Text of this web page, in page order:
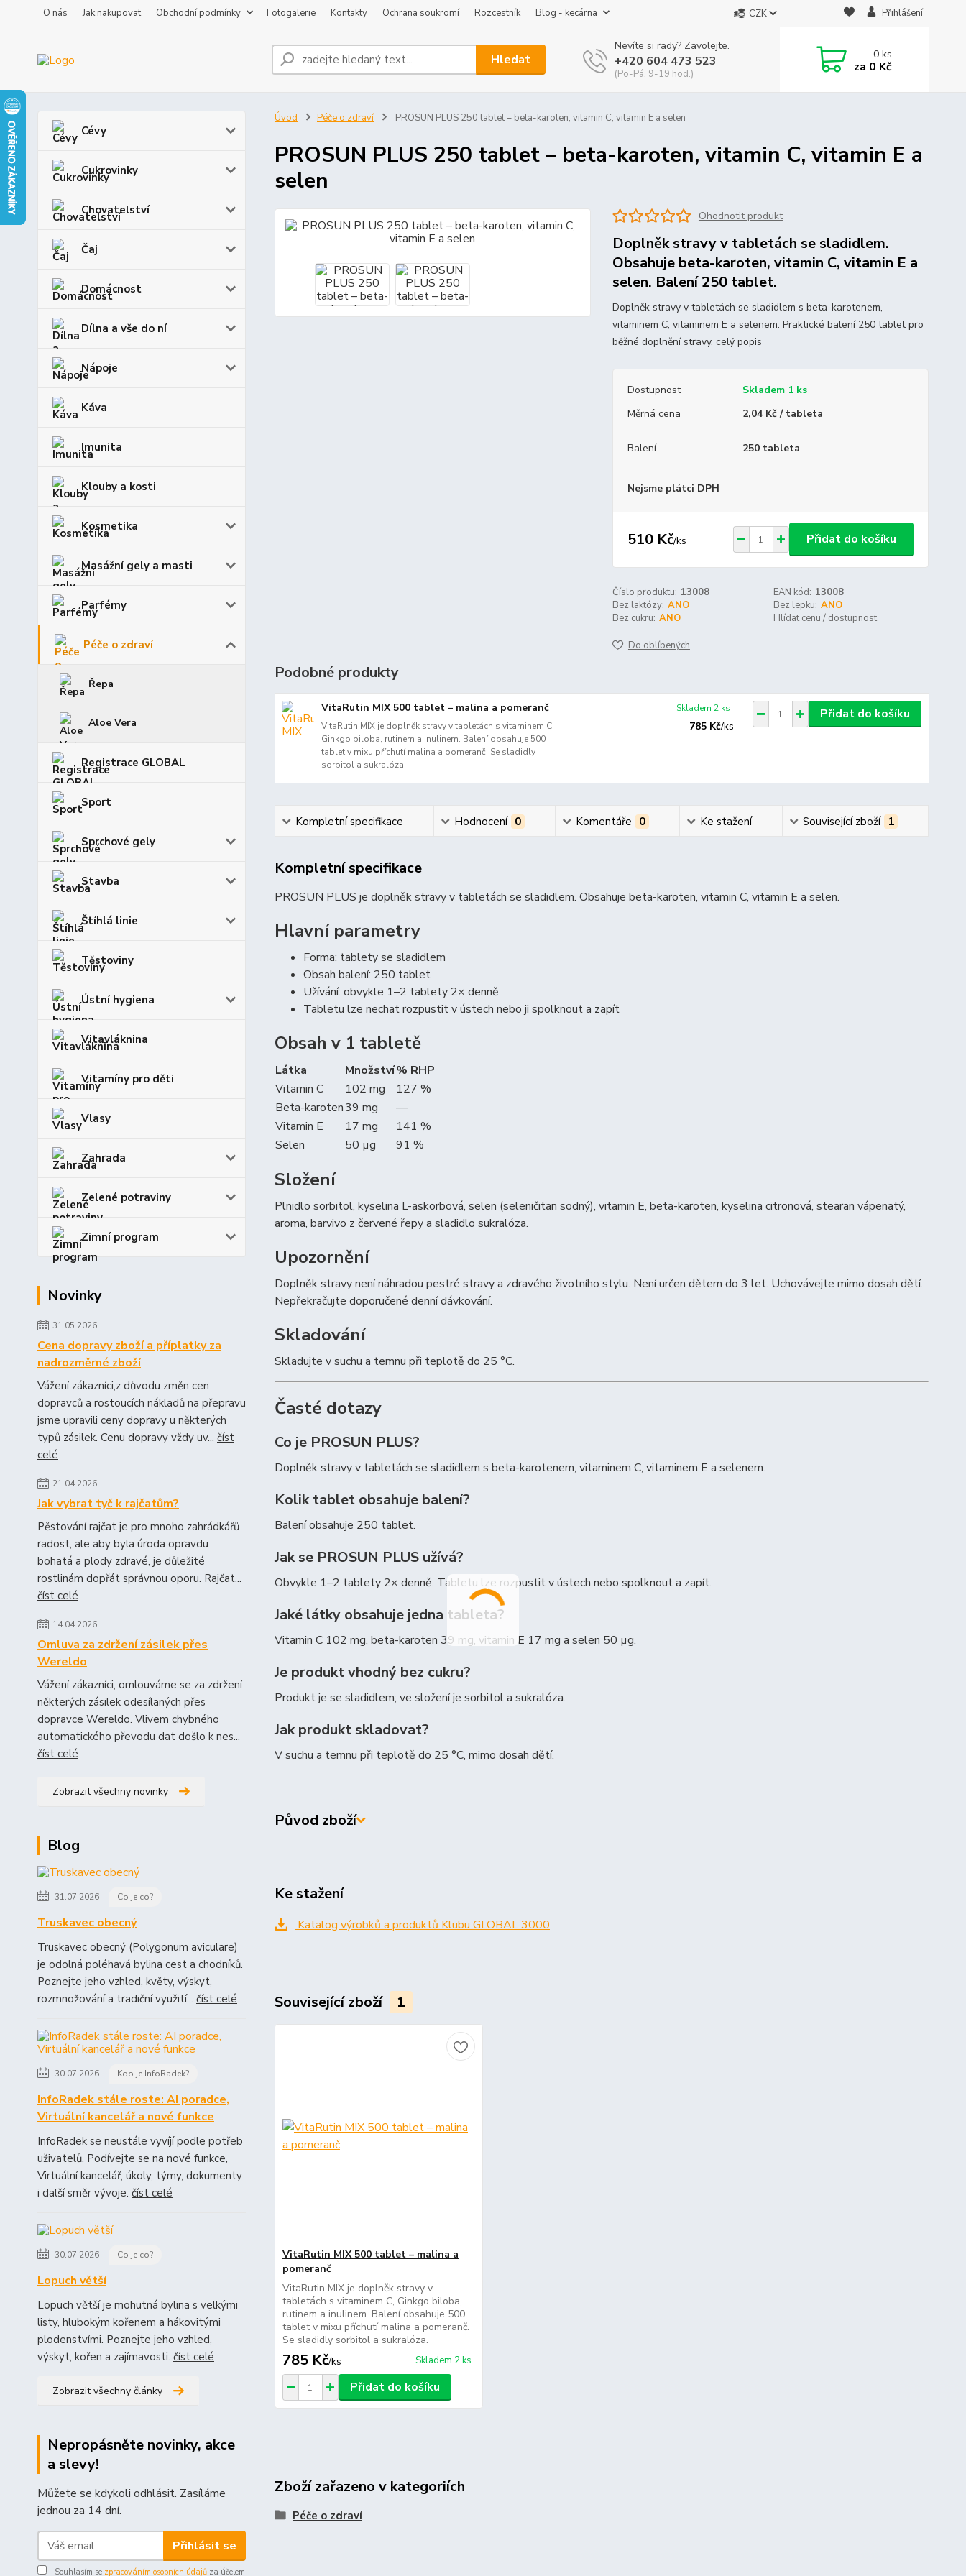
O nás Jak nakupovat Obchodní podmínky Fotogalerie Kontakty Ochrana soukromí Rozcestník Blog - kecárna CZK Přihlášení
Hledat
Nevíte si rady? Zavolejte.
+420 604 473 523
(Po-Pá, 9-19 hod.)
0ks
za 0 Kč
Cévy
Cukrovinky
Chovatelství
Čaj
Domácnost
Dílna a vše do ní
Nápoje
Káva
Imunita
Klouby a kosti
Kosmetika
Masážní gely a masti
Parfémy
Péče o zdraví
Řepa
Aloe Vera
Registrace GLOBAL
Sport
Sprchové gely
Stavba
Štíhlá linie
Těstoviny
Ústní hygiena
Vitavláknina
Vitamíny pro děti
Vlasy
Zahrada
Zelené potraviny
Zimní program
Novinky
31.05.2026
Cena dopravy zboží a příplatky za
nadrozměrné zboží
Vážení zákazníci,z důvodu změn cen
dopravců a rostoucích nákladů na přepravu
jsme upravili ceny dopravy u některých
typů zásilek. Cenu dopravy vždy uv... číst
celé
21.04.2026
Jak vybrat tyč k rajčatům?
Pěstování rajčat je pro mnoho zahrádkářů
radost, ale aby byla úroda opravdu
bohatá a plody zdravé, je důležité
rostlinám dopřát správnou oporu. Rajčat...
číst celé
14.04.2026
Omluva za zdržení zásilek přes
Wereldo
Vážení zákazníci, omlouváme se za zdržení
některých zásilek odesílaných přes
dopravce Wereldo. Vlivem chybného
automatického převodu dat došlo k nes...
číst celé
Zobrazit všechny novinky
Blog
31.07.2026 Co je co?
Truskavec obecný
Truskavec obecný (Polygonum aviculare)
je odolná poléhavá bylina cest a chodníků.
Poznejte jeho vzhled, květy, výskyt,
rozmnožování a tradiční využití... číst celé
30.07.2026 Kdo je InfoRadek?
InfoRadek stále roste: AI poradce,
Virtuální kancelář a nové funkce
InfoRadek se neustále vyvíjí podle potřeb
uživatelů. Podívejte se na nové funkce,
Virtuální kancelář, úkoly, týmy, dokumenty
i další směr vývoje. číst celé
30.07.2026 Co je co?
Lopuch větší
Lopuch větší je mohutná bylina s velkými
listy, hlubokým kořenem a hákovitými
plodenstvími. Poznejte jeho vzhled,
výskyt, kořen a zajímavosti. číst celé
Zobrazit všechny články
Nepropásněte novinky, akce
a slevy!
Můžete se kdykoli odhlásit. Zasíláme
jednou za 14 dní.
Přihlásit se
Souhlasím se zpracováním osobních údajů za účelem
Úvod Péče o zdraví PROSUN PLUS 250 tablet – beta-karoten, vitamin C, vitamin E a selen
PROSUN PLUS 250 tablet – beta-karoten, vitamin C, vitamin E a
selen
Ohodnotit produkt
Doplněk stravy v tabletách se sladidlem.
Obsahuje beta-karoten, vitamin C, vitamin E a
selen. Balení 250 tablet.
Doplněk stravy v tabletách se sladidlem s beta-karotenem,
vitaminem C, vitaminem E a selenem. Praktické balení 250 tablet pro
běžné doplnění stravy. celý popis
Dostupnost
Skladem 1 ks
Měrná cena
2,04 Kč / tableta
Balení 250 tableta
Nejsme plátci DPH
510 Kč/ks Přidat do košíku
Číslo produktu: 13008 EAN kód: 13008
Bez laktózy: ANO Bez lepku: ANO
Bez cukru: ANO Hlídat cenu / dostupnost
Do oblíbených
Podobné produkty
VitaRutin MIX 500 tablet – malina a pomeranč
VitaRutin MIX je doplněk stravy v tabletách s vitaminem C,
Ginkgo biloba, rutinem a inulinem. Balení obsahuje 500
tablet v mixu příchutí malina a pomeranč. Se sladidly
sorbitol a sukralóza.
785 Kč/ks
Skladem 2 ks Přidat do košíku
Kompletní specifikace Hodnocení 0 Komentáře 0 Ke stažení Související zboží 1
Kompletní specifikace
PROSUN PLUS je doplněk stravy v tabletách se sladidlem. Obsahuje beta-karoten, vitamin C, vitamin E a selen.
Hlavní parametry
Forma: tablety se sladidlem
Obsah balení: 250 tablet
Užívání: obvykle 1–2 tablety 2× denně
Tabletu lze nechat rozpustit v ústech nebo ji spolknout a zapít
Obsah v 1 tabletě
Látka Množství% RHP
Vitamin C
102 mg
127 %
Beta-karoten39 mg
—
Vitamin E
17 mg
141 %
Selen
50 µg 91 %
Složení
Plnidlo sorbitol, kyselina L-askorbová, selen (seleničitan sodný), vitamin E, beta-karoten, kyselina citronová, stearan vápenatý,
aroma, barvivo z červené řepy a sladidlo sukralóza.
Upozornění
Doplněk stravy není náhradou pestré stravy a zdravého životního stylu. Není určen dětem do 3 let. Uchovávejte mimo dosah dětí.
Nepřekračujte doporučené denní dávkování.
Skladování
Skladujte v suchu a temnu při teplotě do 25 °C.
Časté dotazy
Co je PROSUN PLUS?
Doplněk stravy v tabletách se sladidlem s beta-karotenem, vitaminem C, vitaminem E a selenem.
Kolik tablet obsahuje balení?
Balení obsahuje 250 tablet.
Jak se PROSUN PLUS užívá?
Obvykle 1–2 tablety 2× denně. Tabletu lze rozpustit v ústech nebo spolknout a zapít.
Jaké látky obsahuje jedna tableta?
Vitamin C 102 mg, beta-karoten 39 mg, vitamin E 17 mg a selen 50 µg.
Je produkt vhodný bez cukru?
Produkt je se sladidlem; ve složení je sorbitol a sukralóza.
Jak produkt skladovat?
V suchu a temnu při teplotě do 25 °C, mimo dosah dětí.
Původ zboží
Ke stažení
Katalog výrobků a produktů Klubu GLOBAL 3000
Související zboží 1
VitaRutin MIX 500 tablet – malina a
pomeranč
VitaRutin MIX je doplněk stravy v
tabletách s vitaminem C, Ginkgo biloba,
rutinem a inulinem. Balení obsahuje 500
tablet v mixu příchutí malina a pomeranč.
Se sladidly sorbitol a sukralóza.
785 Kč/ks Skladem 2 ks
Přidat do košíku
Zboží zařazeno v kategoriích
Péče o zdraví